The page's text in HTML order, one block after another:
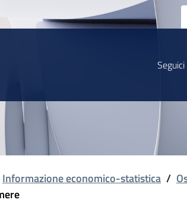
Informazione economico-statistica /